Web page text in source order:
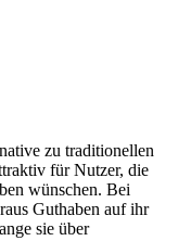
zu traditionellen
für Nutzer, die
wünschen. Bei
Guthaben auf ihr
sie über